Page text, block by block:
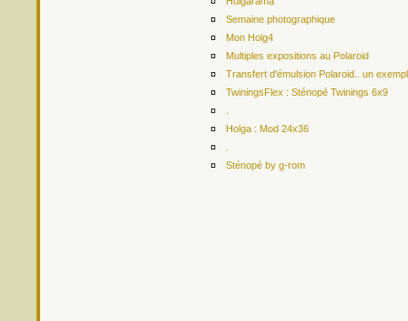
¤
Semaine photographique
¤
Mon Holg4
¤
Multiples expositions au Polaroid
¤
Transfert d'émulsion Polaroid.. un
¤
TwiningsFlex : Sténopé Twinings 6x9
¤
¤
Holga : Mod 24x36
¤
¤
Sténopé by g-rom